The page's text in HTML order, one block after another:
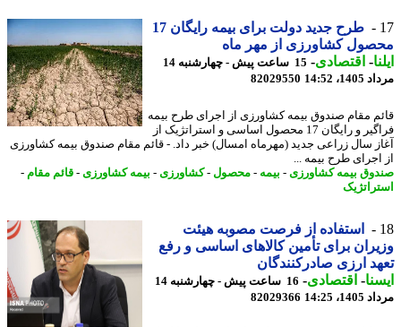
طرح جدید دولت برای بیمه رایگان 17
کشاورزی از مهر ماه
-اقتصادی-
15 ساعت پیش - چهارشنبه 14
14:52
82029550
مقام صندوق بیمه کشاورزی از اجرای طرح بیمه
فراگیر و رایگان 17 محصول اساسی و استراتژیک از
سال زراعی جدید (مهرماه امسال) خبر داد. - قائم مقام صندوق بیمه کشاورزی
طرح بیمه ...
بیمه کشاورزی- بیمه -محصول-کشاورزی- بیمه کشاورزی- قائم مقام-
استفاده از فرصت مصوبه هیئت
برای تأمین کالاهای اساسی و رفع
ارزی صادرکنندگان
-اقتصادی-
16 ساعت پیش - چهارشنبه 14
14:25
82029366